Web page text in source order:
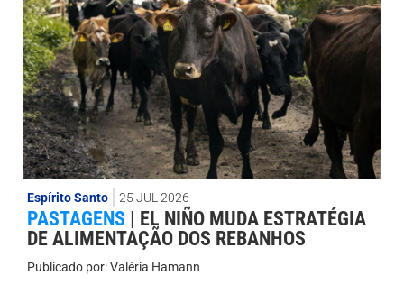
Espírito Santo 25 JUL 2026
PASTAGENS | EL NIÑO MUDA ESTRATÉGIA
DE ALIMENTAÇÃO DOS REBANHOS
Publicado por:Valéria Hamann